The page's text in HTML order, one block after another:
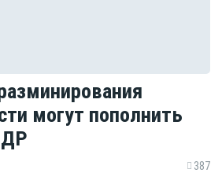
могут пополнить
387